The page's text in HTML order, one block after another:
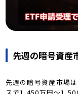
先週の暗号資産
先週の暗号資産市場